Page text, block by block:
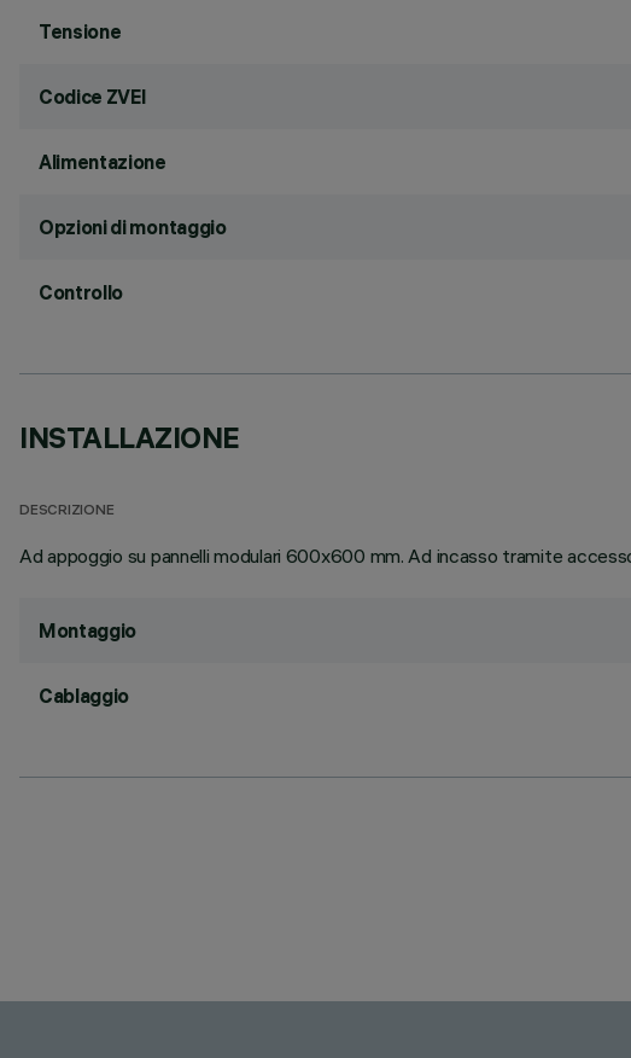
Tensione
Codice ZVEI
Alimentazione
Opzioni di montaggio
Controllo
INSTALLAZIONE
DESCRIZIONE
Ad appoggio su pannelli modulari 600x600 mm. Ad incasso tramite
Montaggio
Cablaggio